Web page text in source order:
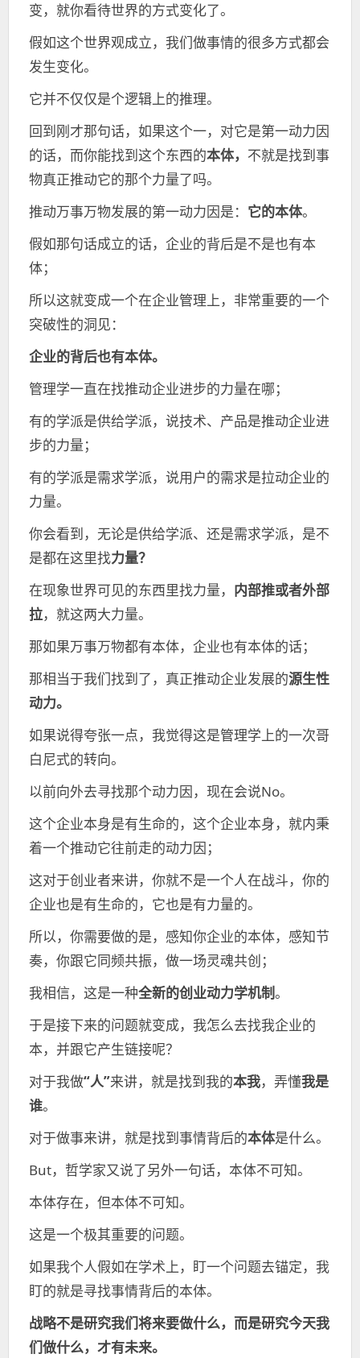
变，就你看待世界的方式变化了。
假如这个世界观成立，我们做事情的很多方式都会
发生变化。
它并不仅仅是个逻辑上的推理。
回到刚才那句话，如果这个一，对它是第一动力因
的话，而你能找到这个东西的本体， 不就是找到事
物真正推动它的那个力量了吗。
推动万事万物发展的第一动力因是： 它的本体。
假如那句话成立的话，企业的背后是不是也有本
体；
所以这就变成一个在企业管理上，非常重要的一个
突破性的洞见：
企业的背后也有本体。
管理学一直在找推动企业进步的力量在哪；
有的学派是供给学派，说技术、产品是推动企业进
步的力量；
有的学派是需求学派，说用户的需求是拉动企业的
力量。
你会看到，无论是供给学派、还是需求学派，是不
是都在这里找力量？
在现象世界可见的东西里找力量， 内部推或者外部
拉，就这两大力量。
那如果万事万物都有本体，企业也有本体的话；
那相当于我们找到了，真正推动企业发展的源生性
动力。
如果说得夸张一点，我觉得这是管理学上的一次哥
白尼式的转向。
以前向外去寻找那个动力因，现在会说No。
这个企业本身是有生命的，这个企业本身，就内秉
着一个推动它往前走的动力因；
这对于创业者来讲，你就不是一个人在战斗，你的
企业也是有生命的，它也是有力量的。
所以，你需要做的是，感知你企业的本体，感知节
奏，你跟它同频共振，做一场灵魂共创；
我相信，这是一种全新的创业动力学机制。
于是接下来的问题就变成，我怎么去找我企业的
本，并跟它产生链接呢？
对于我做“人”来讲，就是找到我的本我，弄懂我是
谁。
对于做事来讲，就是找到事情背后的本体是什么。
But，哲学家又说了另外一句话，本体不可知。
本体存在，但本体不可知。
这是一个极其重要的问题。
如果我个人假如在学术上，盯一个问题去锚定，我
盯的就是寻找事情背后的本体。
战略不是研究我们将来要做什么，而是研究今天我
们做什么，才有未来。